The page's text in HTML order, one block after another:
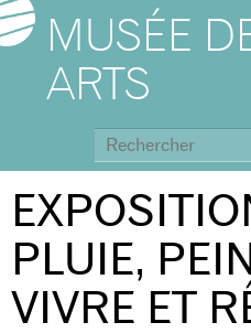
MUSÉE
ARTS
PLUIE,
VIVRE ET